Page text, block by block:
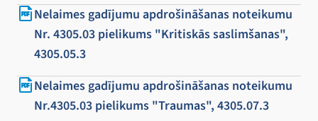
Nelaimes gadījumu apdrošināšanas noteikumu
Nr. 4305.03 pielikums "Kritiskās saslimšanas",
4305.05.3
Nelaimes gadījumu apdrošināšanas noteikumu
Nr.4305.03 pielikums "Traumas", 4305.07.3